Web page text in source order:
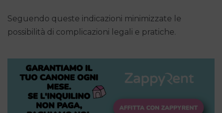
Seguendo queste indicazioni minimizzate le
possibilità di complicazioni legali e pratiche.